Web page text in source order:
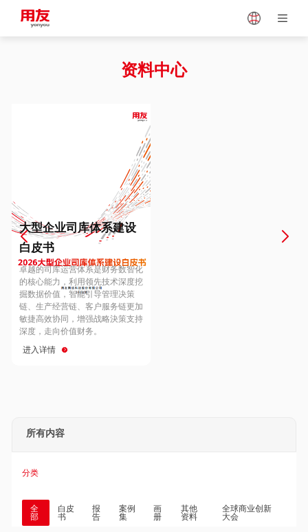
Vietnam
Europe
Hungary
Hong Kong
资料中心
大型企业司库体系建设
白皮书
卓越的司库运营体系是财务数智化
的核心能力，利用领先技术深度挖
掘数据价值，智能引导管理决策
链、生产经营链、客户服务链更加
敏捷高效协同，增强战略決策支持
深度，走向价值财务。
进入详情
所有内容
分类
全
部
白皮
书
报
告
案例
集
画
册
其他
资料
全球商业创新
大会